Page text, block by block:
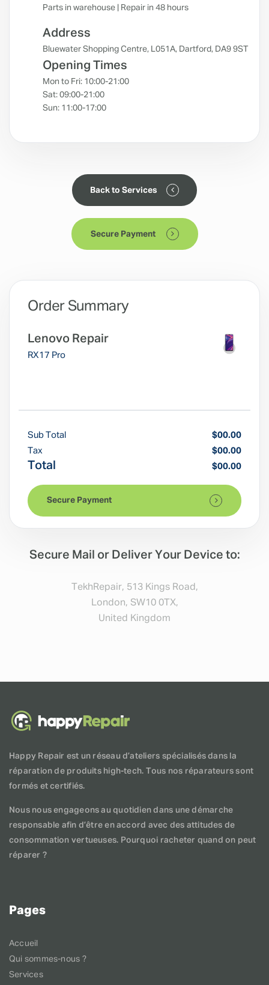
Parts in warehouse | Repair in 48 hours
Address
Bluewater Shopping Centre, L051A, Dartford, DA9 9ST
Opening Times
Mon to Fri: 10:00-21:00
Sat: 09:00-21:00
Sun: 11:00-17:00
Back to Services
Secure Payment
Order Summary
Lenovo Repair
RX17 Pro
Sub Total
$00.00
Tax
$00.00
Total $00.00
Secure Payment
Secure Mail or Deliver Your Device to:
TekhRepair, 513 Kings Road,
London, SW10 0TX,
United Kingdom
Happy Repair est un réseau d’ateliers spécialisés dans la
réparation de produits high-tech. Tous nos réparateurs sont
formés et certifiés.
Nous nous engageons au quotidien dans une démarche
responsable afin d’être en accord avec des attitudes de
consommation vertueuses. Pourquoi racheter quand on peut
réparer ?
Pages
Accueil
Qui sommes-nous ?
Services